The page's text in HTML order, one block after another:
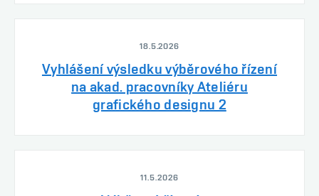
18.5.2026
Vyhlášení výsledku výběrového řízení
na akad. pracovníky Ateliéru
grafického designu 2
11.5.2026